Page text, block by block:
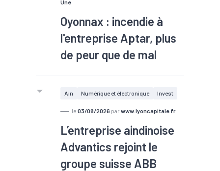
Une
Oyonnax : incendie à
l'entreprise Aptar, plus
de peur que de mal
Ain Numérique et électronique Invest
le 03/08/2026 par www.lyoncapitale.fr
L’entreprise aindinoise
Advantics rejoint le
groupe suisse ABB